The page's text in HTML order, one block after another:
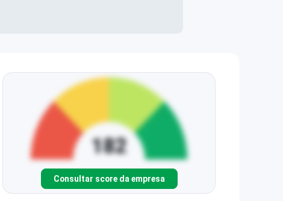
Consultar score da empresa